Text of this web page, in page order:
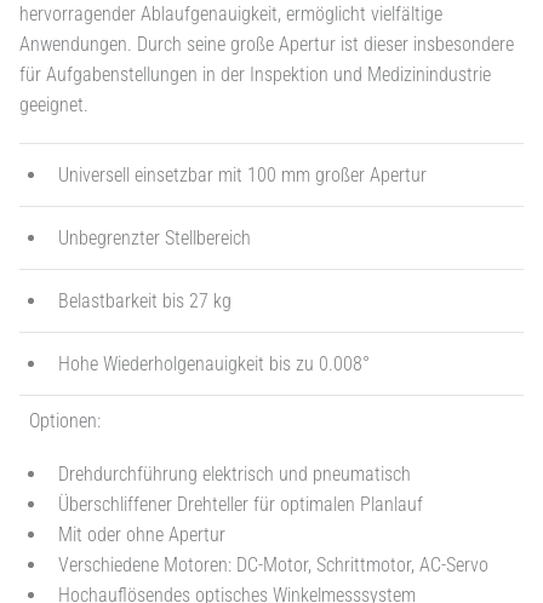
hervorragender Ablaufgenauigkeit, ermöglicht vielfältige
Anwendungen. Durch seine große Apertur ist dieser insbesondere
für Aufgabenstellungen in der Inspektion und Medizinindustrie
geeignet.
Universell einsetzbar mit 100 mm großer Apertur
Unbegrenzter Stellbereich
Belastbarkeit bis 27 kg
Hohe Wiederholgenauigkeit bis zu 0.008°
Optionen:
Drehdurchführung elektrisch und pneumatisch
Überschliffener Drehteller für optimalen Planlauf
Mit oder ohne Apertur
Verschiedene Motoren: DC-Motor, Schrittmotor, AC-Servo
Hochauflösendes optisches Winkelmesssystem